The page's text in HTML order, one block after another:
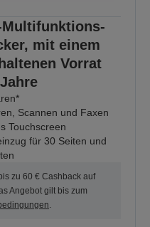
Multifunktions-
mit einem
Vorrat
Scannen und Faxen
Touchscreen
für 30 Seiten und
zu 60 € Cashback auf
Angebot gilt bis zum
.